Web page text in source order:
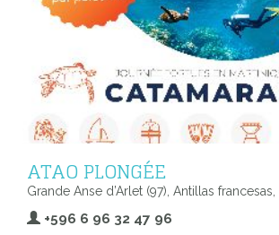
ATAO PLONGÉE
Grande Anse d’Arlet (97), Antillas francesas,
+596 6 96 32 47 96